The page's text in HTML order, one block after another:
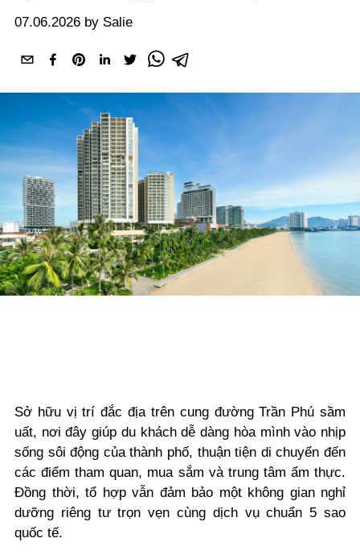
07.06.2026 by Salie
Sở hữu vị trí đắc địa trên cung đường Trần Phú sầm
uất, nơi đây giúp du khách dễ dàng hòa mình vào nhịp
sống sôi động của thành phố, thuận tiện di chuyển đến
các điểm tham quan, mua sắm và trung tâm ẩm thực.
Đồng thời, tổ hợp vẫn đảm bảo một không gian nghỉ
dưỡng riêng tư trọn vẹn cùng dịch vụ chuẩn 5 sao
quốc tế.